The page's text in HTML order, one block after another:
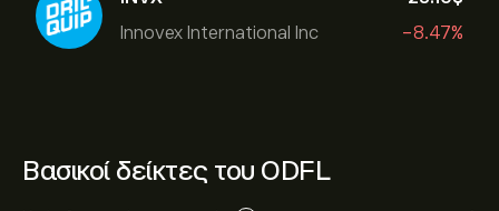
Innovex International Inc
-8.47%
Βασικοί δείκτες του ODFL